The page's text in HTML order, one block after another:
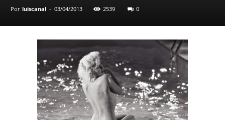
Por luiscanal - 03/04/2013 2539 0